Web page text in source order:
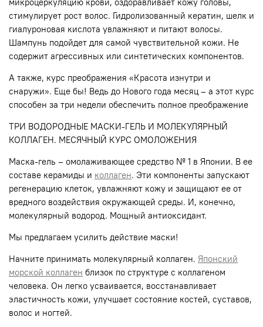
стимулирует рост волос. Гидролизованный кератин, шелк и
гиалуроновая кислота увлажняют и питают волосы.
Шампунь подойдет для самой чувствительной кожи. Не
содержит агрессивных или синтетических компонентов.
А также, курс преображения «Красота изнутри и
снаружи». Еще бы! Ведь до Нового года месяц – а этот курс
способен за три недели обеспечить полное преображение
ТРИ ВОДОРОДНЫЕ МАСКИ-ГЕЛЬ И МОЛЕКУЛЯРНЫЙ
КОЛЛАГЕН. МЕСЯЧНЫЙ КУРС ОМОЛОЖЕНИЯ
Маска-гель – омолаживающее средство № 1 в Японии. В ее
составе керамиды и коллаген. Эти компоненты запускают
регенерацию клеток, увлажняют кожу и защищают ее от
вредного воздействия окружающей среды. И, конечно,
молекулярный водород. Мощный антиоксидант.
Мы предлагаем усилить действие маски!
Начните принимать молекулярный коллаген. Японский
морской коллаген близок по структуре с коллагеном
человека. Он легко усваивается, восстанавливает
эластичность кожи, улучшает состояние костей, суставов,
волос и ногтей.